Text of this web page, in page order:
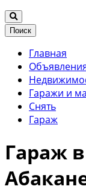
Поиск
Главная
Гаражи и
Снять
Гараж
Гараж